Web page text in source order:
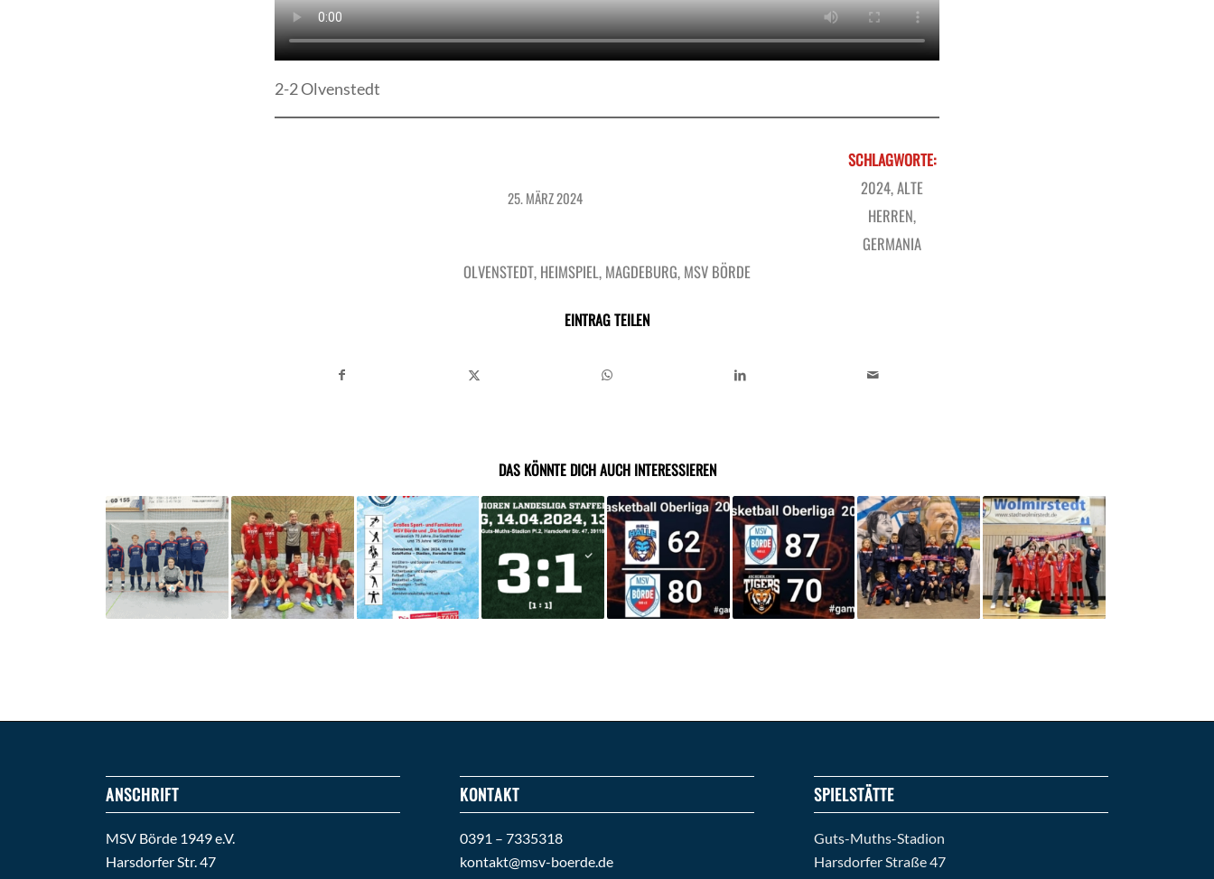
2-2 Olvenstedt
25. MÄRZ 2024
SCHLAGWORTE:
2024,ALTE
HERREN,
GERMANIA
OLVENSTEDT, HEIMSPIEL, MAGDEBURG, MSV BÖRDE
EINTRAG TEILEN
DAS KÖNNTE DICH AUCH INTERESSIEREN
ANSCHRIFT
MSV Börde 1949 e.V.
Harsdorfer Str. 47
KONTAKT
0391 – 7335318
kontakt@msv-boerde.de
SPIELSTÄTTE
Guts-Muths-Stadion
Harsdorfer Straße 47